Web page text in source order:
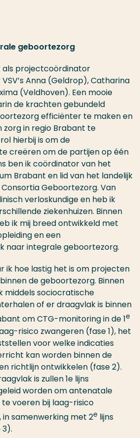
geboortezorg
als projectcoördinator
Anna (Geldrop), Catharina
(Veldhoven). Een mooie
de krachten gebundeld
efficiënter te maken en
zorg in regio Brabant te
hierbij is om de
creëren om de partijen op één
ben ik coördinator van het
Brabant en lid van het landelijk
Geboortezorg. Van
verloskundige en heb ik
ziekenhuizen. Binnen
ik mij breed ontwikkeld met
en een
naar integrale geboortezorg.
ik hoe lastig het is om projecten
de geboortezorg. Binnen
middels sociocratische
of er draagvlak is binnen
om CTG-monitoring in de 1e
risico zwangeren (fase 1), het
voor welke indicaties
kan worden binnen de
richtlijn ontwikkelen (fase 2).
is zullen 1e lijns
worden om antenatale
voeren bij laag-risico
samenwerking met 2e lijns